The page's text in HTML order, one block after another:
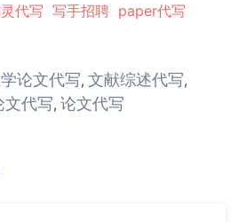
代写 写手招聘 paper代写
论文代写, 文献综述代写,
文代写, 论文代写